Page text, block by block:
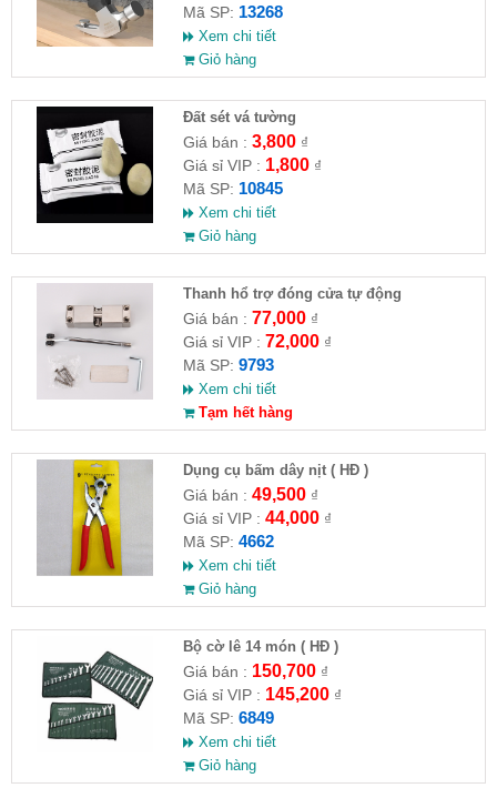
Mã SP: 13268
Xem chi tiết
Giỏ hàng
Đất sét vá tường
Giá bán : 3,800₫
Giá sỉ VIP : 1,800₫
Mã SP: 10845
Xem chi tiết
Giỏ hàng
Thanh hổ trợ đóng cửa tự động
Giá bán : 77,000₫
Giá sỉ VIP : 72,000₫
Mã SP: 9793
Xem chi tiết
Tạm hết hàng
Dụng cụ bấm dây nịt ( HĐ )
Giá bán : 49,500₫
Giá sỉ VIP : 44,000₫
Mã SP: 4662
Xem chi tiết
Giỏ hàng
Bộ cờ lê 14 món ( HĐ )
Giá bán : 150,700₫
Giá sỉ VIP : 145,200₫
Mã SP: 6849
Xem chi tiết
Giỏ hàng